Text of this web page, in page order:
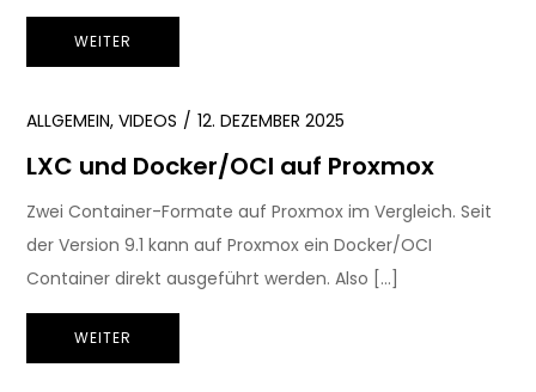
WEITER
ALLGEMEIN,VIDEOS 12. DEZEMBER 2025
LXC und Docker/OCI auf Proxmox
Zwei Container-Formate auf Proxmox im Vergleich. Seit
der Version 9.1 kann auf Proxmox ein Docker/OCI
Container direkt ausgeführt werden. Also […]
WEITER